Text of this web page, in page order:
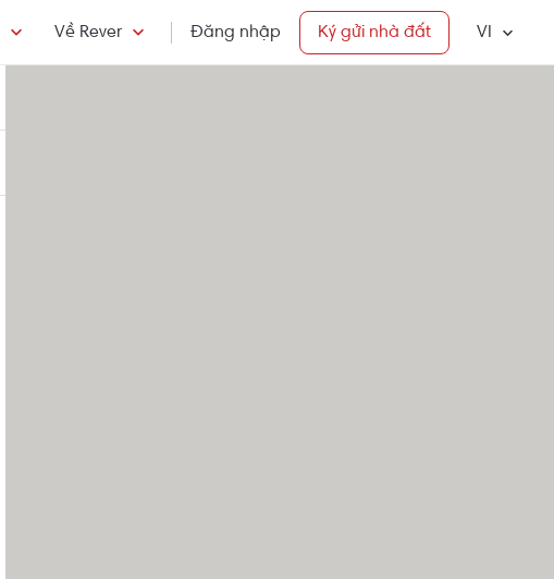
Về Rever Đăng nhập Ký gửi nhà đất VI